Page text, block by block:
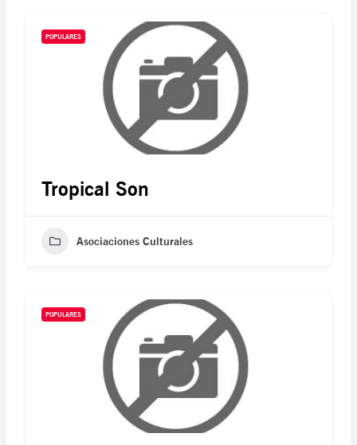
POPULARES
Tropical Son
Asociaciones Culturales
POPULARES